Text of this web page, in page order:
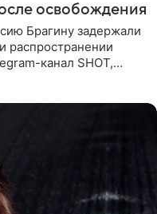
освобождения
Брагину задержали
распространении
канал SHOT,